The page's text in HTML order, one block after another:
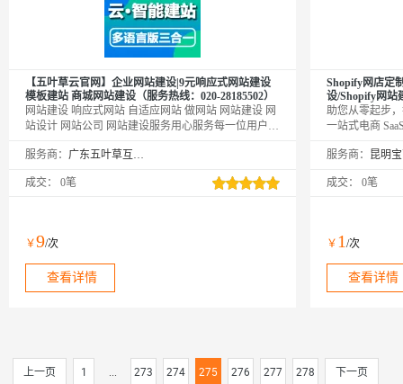
【五叶草云官网】企业网站建设|9元响应式网站建设
模板建站 商城网站建设（服务热线：020-28185502）
网站建设 响应式网站 自适应网站 做网站 网站建设 网
站设计 网站公司 网站建设服务用心服务每一位用户|
【https://www.wuyecao.net（复制访问）进入五叶草官
品（如遇问题，联系售后）】【该产品合适各个行
服务商： 广东五叶草互联网科技有限公司
成交： 0笔
￥9/次
查看详情
Shopify网店定
设/Shopify网站
助您从零起步
一站式电商
能来自约 175
服务商：
成交： 0笔
￥ 1/次
查看详情
上一页 1 ... 273 274 275 276 277 278 下一页